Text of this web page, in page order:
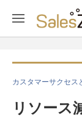
カスタマーサクセス
リソース